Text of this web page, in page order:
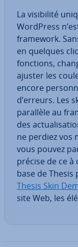
La vi­si­bi­lité
WordPress
framework.
en quelques
fonctions,
ajuster les
encore
d’erreurs. Les
parallèle au
des
ne perdiez vos
vous pouvez
précise de ce
base de
Thesis Skin
site Web, les